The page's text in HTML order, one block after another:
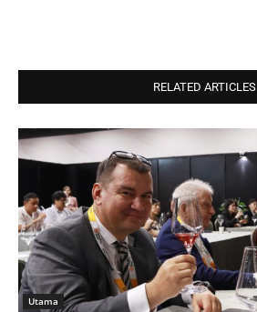
RELATED ARTICLES
Utama